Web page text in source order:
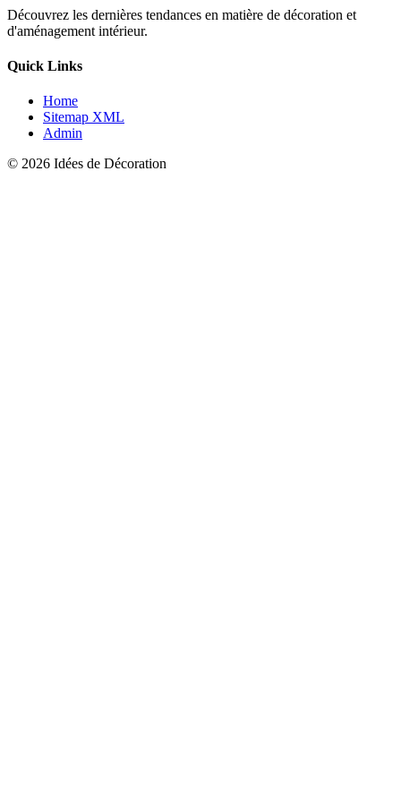
Découvrez les dernières tendances en matière de décoration et
d'aménagement intérieur.
Quick Links
Home
Sitemap XML
Admin
© 2026 Idées de Décoration